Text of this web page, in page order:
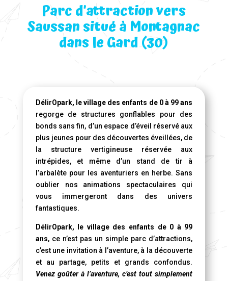
Parc d’attraction vers
Saussan situé à Montagnac
dans le Gard (30)
DélirOpark, le village des enfants de 0 à 99 ans
regorge de structures gonflables pour des
bonds sans fin, d’un espace d’éveil réservé aux
plus jeunes pour des découvertes éveillées, de
la structure vertigineuse réservée aux
intrépides, et même d’un stand de tir à
l’arbalète pour les aventuriers en herbe. Sans
oublier nos animations spectaculaires qui
vous immergeront dans des univers
fantastiques.
DélirOpark, le village des enfants de 0 à 99
ans, ce n’est pas un simple parc d’attractions,
c’est une invitation à l’aventure, à la découverte
et au partage, petits et grands confondus.
Venez goûter à l’aventure, c’est tout simplement